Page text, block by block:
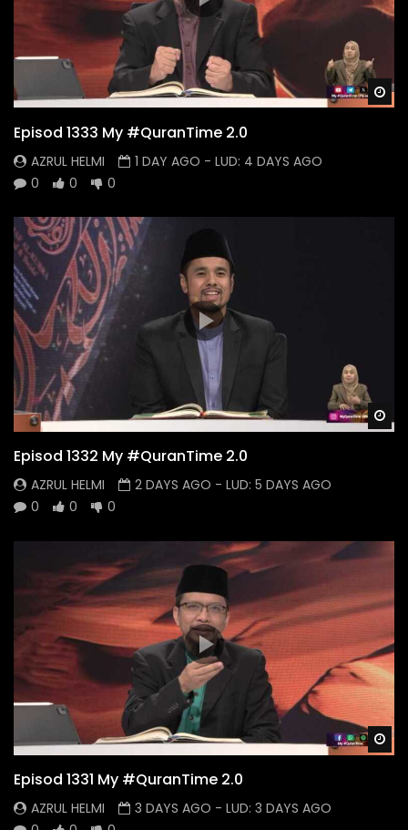
Episod 1333 My #QuranTime 2.0
AZRUL HELMI 1 DAY AGO - LUD: 4 DAYS AGO
0
0 0
Episod 1332 My #QuranTime 2.0
AZRUL HELMI 2 DAYS AGO - LUD: 5 DAYS AGO
0
0 0
Episod 1331 My #QuranTime 2.0
AZRUL HELMI 3 DAYS AGO - LUD: 3 DAYS AGO